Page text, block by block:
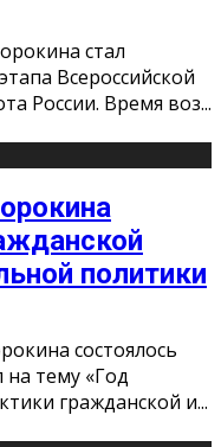
стал
Всероссийской
России. Время воз...
политики
состоялось
на тему «Год
гражданской и...